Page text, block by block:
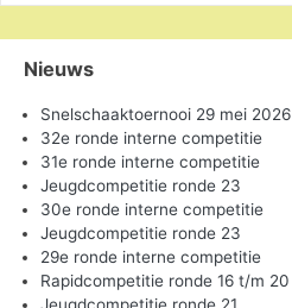
Nieuws
Snelschaaktoernooi 29 mei 2026
32e ronde interne competitie
31e ronde interne competitie
Jeugdcompetitie ronde 23
30e ronde interne competitie
Jeugdcompetitie ronde 23
29e ronde interne competitie
Rapidcompetitie ronde 16 t/m 20